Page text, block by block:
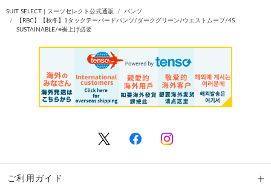
SUIT SELECT | スーツセレクト公式通販
パンツ
【RBC】【秋冬】1タックテーパードパンツ/ダークグリーン/ウエストムーブ/4S
SUSTAINABLE/※裾上げ必要
ご利用ガイド